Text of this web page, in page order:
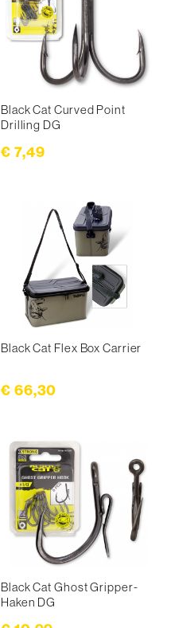
Black Cat Curved Point
Drilling DG
€ 7,49
Black Cat Flex Box Carrier
€ 66,30
Black Cat Ghost Gripper-
Haken DG